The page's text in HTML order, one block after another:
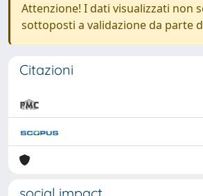
Attenzione! I dati visualizzati non
sottoposti a validazione da parte
Citazioni